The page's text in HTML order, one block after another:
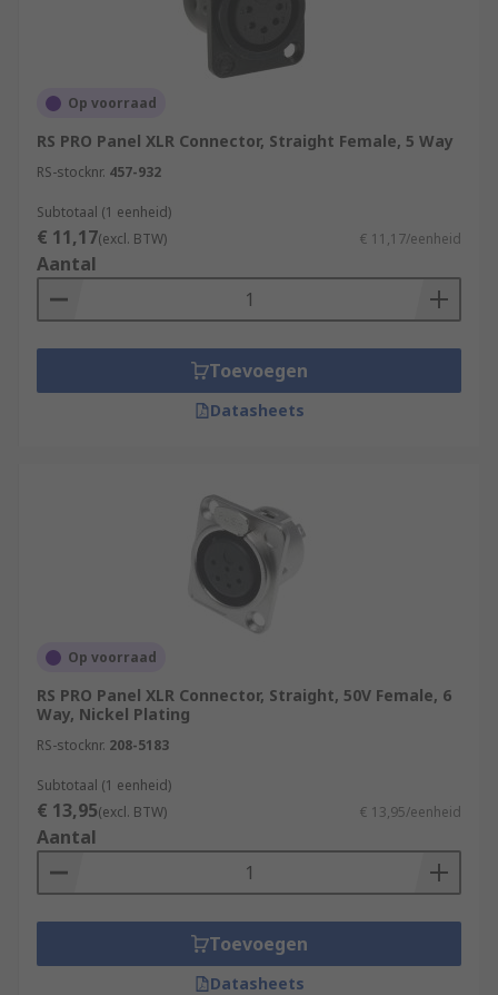
Op voorraad
RS PRO Panel XLR Connector, Straight Female, 5 Way
RS-stocknr. 457-932
Subtotaal (1 eenheid)
€ 11,17(excl. BTW) € 11,17/eenheid
Aantal
Toevoegen
Datasheets
Op voorraad
RS PRO Panel XLR Connector, Straight, 50V Female, 6
Way, Nickel Plating
RS-stocknr. 208-5183
Subtotaal (1 eenheid)
€ 13,95(excl. BTW) € 13,95/eenheid
Aantal
Toevoegen
Datasheets